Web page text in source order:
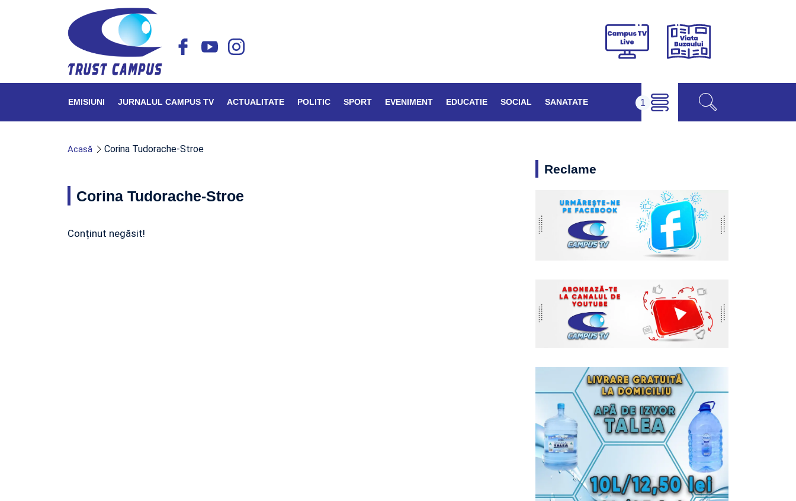
Campus
Viața
EMISIUNI JURNALUL CAMPUS TV ACTUALITATE POLITIC SPORT EVENIMENT EDUCATIE SOCIAL SANATATE
Acasă Corina Tudorache-Stroe
Corina Tudorache-Stroe
Conținut negăsit!
Reclame